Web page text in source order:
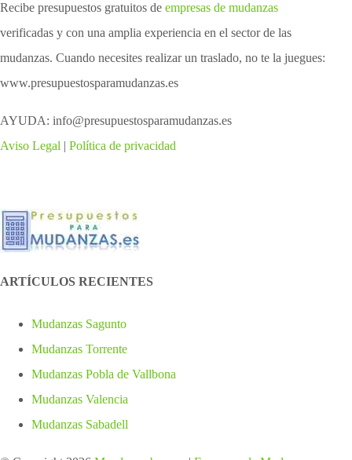
Recibe presupuestos gratuitos de empresas de mudanzas
verificadas y con una amplia experiencia en el sector de las
mudanzas. Cuando necesites realizar un traslado, no te la juegues:
www.presupuestosparamudanzas.es
AYUDA: info@presupuestosparamudanzas.es
Aviso Legal | Política de privacidad
ARTÍCULOS RECIENTES
Mudanzas Sagunto
Mudanzas Torrente
Mudanzas Pobla de Vallbona
Mudanzas Valencia
Mudanzas Sabadell